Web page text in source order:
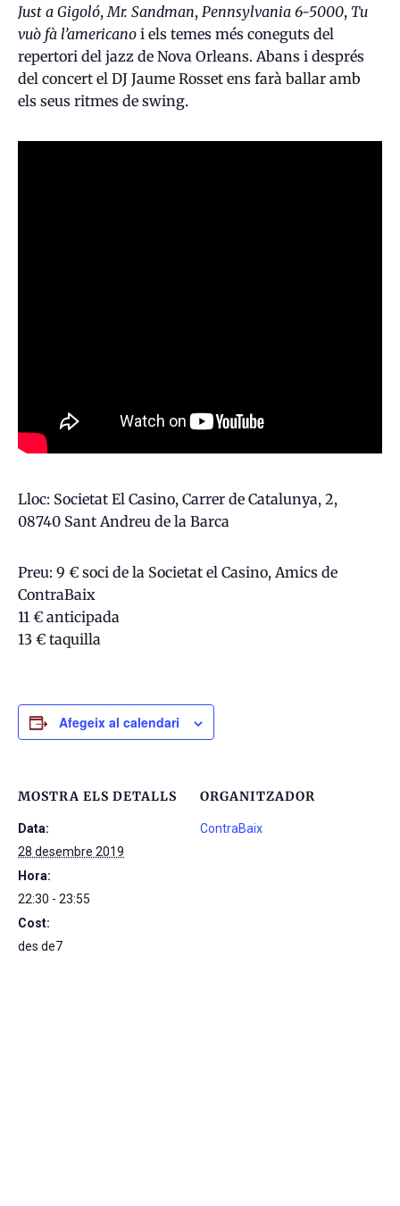
Just a Gigoló,Mr. Sandman, Pennsylvania 6-5000, Tu
vuò fà l’americano i els temes més coneguts del
repertori del jazz de Nova Orleans. Abans i després
del concert el DJ Jaume Rosset ens farà ballar amb
els seus ritmes de swing.
Lloc: Societat El Casino, Carrer de Catalunya, 2,
08740 Sant Andreu de la Barca
Preu: 9 € soci de la Societat el Casino, Amics de
ContraBaix
11 € anticipada
13 € taquilla
Afegeix al calendari
MOSTRA ELS DETALLS
Data:
28 desembre 2019
Hora:
22:30 - 23:55
Cost:
des de7
ORGANITZADOR
ContraBaix